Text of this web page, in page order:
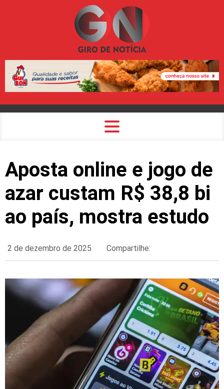
Aposta online e jogo de
azar custam R$ 38,8 bi
ao país, mostra estudo
2 de dezembro de 2025 Compartilhe: